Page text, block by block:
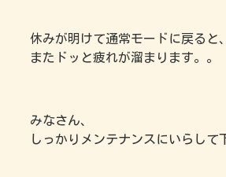
休みが明けて通常モードに戻ると、
またドッと疲れが溜まります。。
みなさん、
しっかりメンテナンスにいらして